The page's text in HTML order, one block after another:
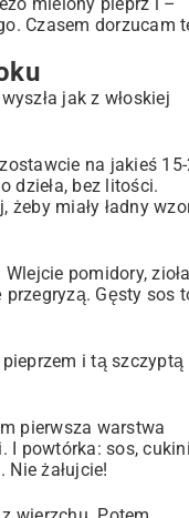
Czasem dorzucam
jak z włoskiej
na jakieś
dzieła, bez litości.
miały ładny
pomidory,
Gęsty sos
i tą szczyptą
pierwsza warstwa
I powtórka: sos,
żałujcie!